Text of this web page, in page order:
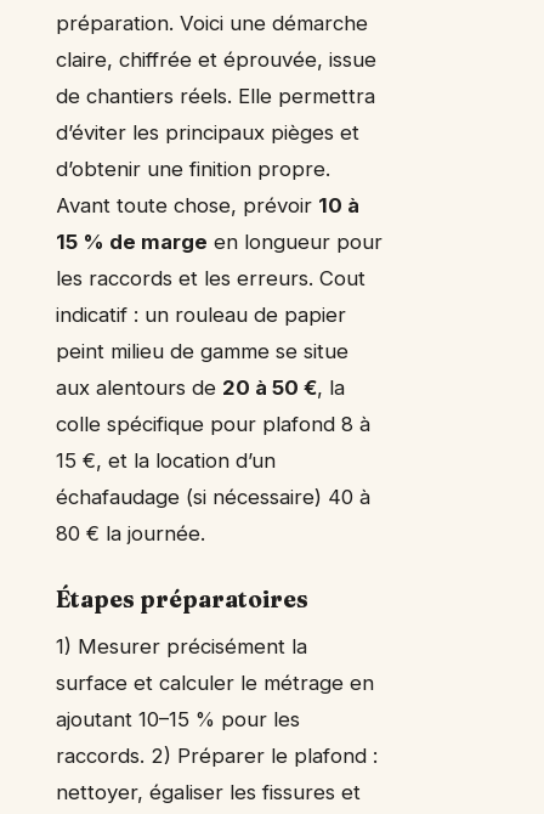
préparation. Voici une démarche
claire, chiffrée et éprouvée, issue
de chantiers réels. Elle permettra
d’éviter les principaux pièges et
d’obtenir une finition propre.
Avant toute chose, prévoir 10 à
15 % de marge en longueur pour
les raccords et les erreurs. Cout
indicatif : un rouleau de papier
peint milieu de gamme se situe
aux alentours de 20 à 50 €, la
colle spécifique pour plafond 8 à
15 €, et la location d’un
échafaudage (si nécessaire) 40 à
80 € la journée.
Étapes préparatoires
1) Mesurer précisément la
surface et calculer le métrage en
ajoutant 10–15 % pour les
raccords. 2) Préparer le plafond :
nettoyer, égaliser les fissures et